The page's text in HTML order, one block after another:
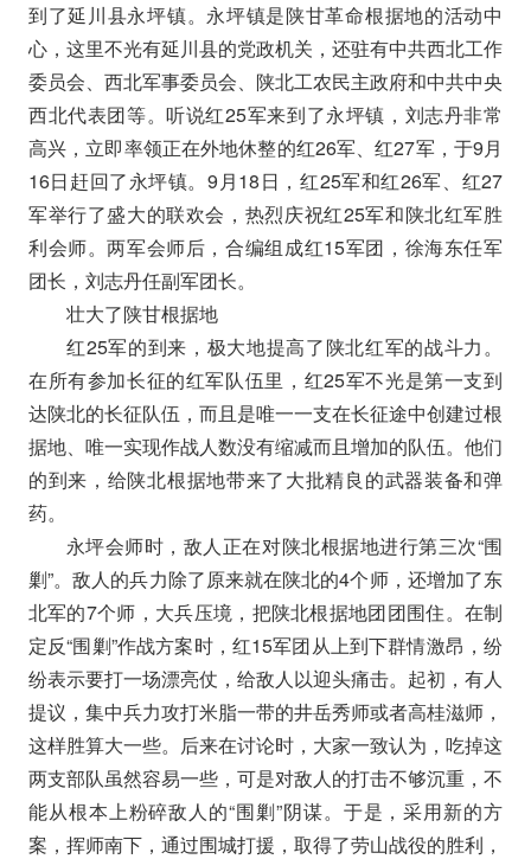
到了延川县永坪镇。永坪镇是陕甘革命根据地的活动中
心，这里不光有延川县的党政机关，还驻有中共西北工作
委员会、西北军事委员会、陕北工农民主政府和中共中央
西北代表团等。听说红25军来到了永坪镇，刘志丹非常
高兴，立即率领正在外地休整的红26军、红27军，于9月
16日赶回了永坪镇。9月18日，红25军和红26军、红27
军举行了盛大的联欢会，热烈庆祝红25军和陕北红军胜
利会师。两军会师后，合编组成红15军团，徐海东任军
团长，刘志丹任副军团长。
壮大了陕甘根据地
红25军的到来，极大地提高了陕北红军的战斗力。
在所有参加长征的红军队伍里，红25军不光是第一支到
达陕北的长征队伍，而且是唯一一支在长征途中创建过根
据地、唯一实现作战人数没有缩减而且增加的队伍。他们
的到来，给陕北根据地带来了大批精良的武器装备和弹
药。
永坪会师时，敌人正在对陕北根据地进行第三次“围
剿”。敌人的兵力除了原来就在陕北的4个师，还增加了东
北军的7个师，大兵压境，把陕北根据地团团围住。在制
定反“围剿”作战方案时，红15军团从上到下群情激昂，纷
纷表示要打一场漂亮仗，给敌人以迎头痛击。起初，有人
提议，集中兵力攻打米脂一带的井岳秀师或者高桂滋师，
这样胜算大一些。后来在讨论时，大家一致认为，吃掉这
两支部队虽然容易一些，可是对敌人的打击不够沉重，不
能从根本上粉碎敌人的“围剿”阴谋。于是，采用新的方
案，挥师南下，通过围城打援，取得了劳山战役的胜利，